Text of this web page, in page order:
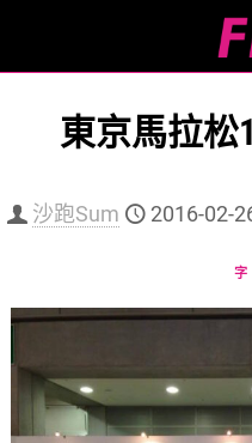
東京馬拉松
沙跑Sum 2016-02-
字